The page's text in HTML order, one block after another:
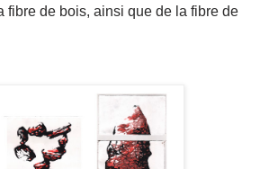
fibre de bois, ainsi que de la fibre de